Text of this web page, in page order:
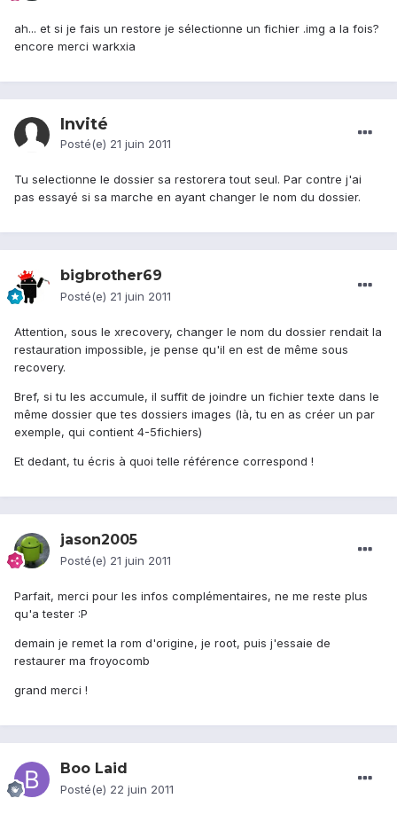
ah... et si je fais un restore je sélectionne un fichier .img a la fois?
encore merci warkxia
Invité
Posté(e) 21 juin 2011
Tu selectionne le dossier sa restorera tout seul. Par contre j'ai
pas essayé si sa marche en ayant changer le nom du dossier.
bigbrother69
Posté(e) 21 juin 2011
Attention, sous le xrecovery, changer le nom du dossier rendait la
restauration impossible, je pense qu'il en est de même sous
recovery.
Bref, si tu les accumule, il suffit de joindre un fichier texte dans le
même dossier que tes dossiers images (là, tu en as créer un par
exemple, qui contient 4-5fichiers)
Et dedant, tu écris à quoi telle référence correspond !
jason2005
Posté(e) 21 juin 2011
Parfait, merci pour les infos complémentaires, ne me reste plus
qu'a tester :P
demain je remet la rom d'origine, je root, puis j'essaie de
restaurer ma froyocomb
grand merci !
Boo Laid
Posté(e) 22 juin 2011